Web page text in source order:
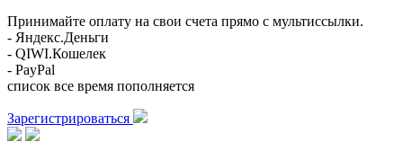
Принимайте оплату на свои счета прямо с мультиссылки.
- Яндекс.Деньги
- QIWI.Кошелек
- PayPal
список все время пополняется
Зарегистрироваться